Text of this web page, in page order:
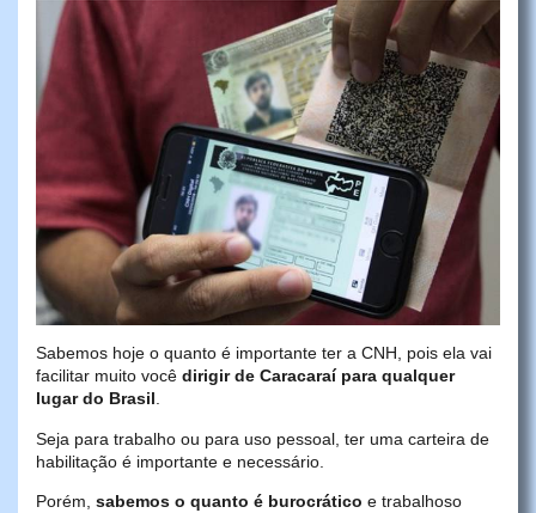
Sabemos hoje o quanto é importante ter a CNH, pois ela vai
facilitar muito você dirigir de Caracaraí para qualquer
lugar do Brasil.
Seja para trabalho ou para uso pessoal, ter uma carteira de
habilitação é importante e necessário.
Porém, sabemos o quanto é burocrático e trabalhoso